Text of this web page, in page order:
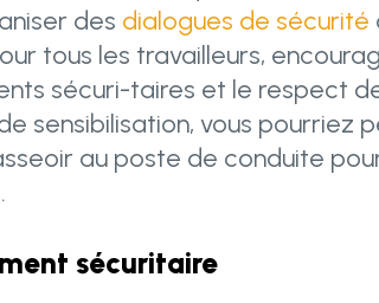
des dialogues de sécurité
tous les travailleurs,
sécuri-taires et le respect
sensibilisation, vous pourriez
au poste de conduite pour
sécuritaire